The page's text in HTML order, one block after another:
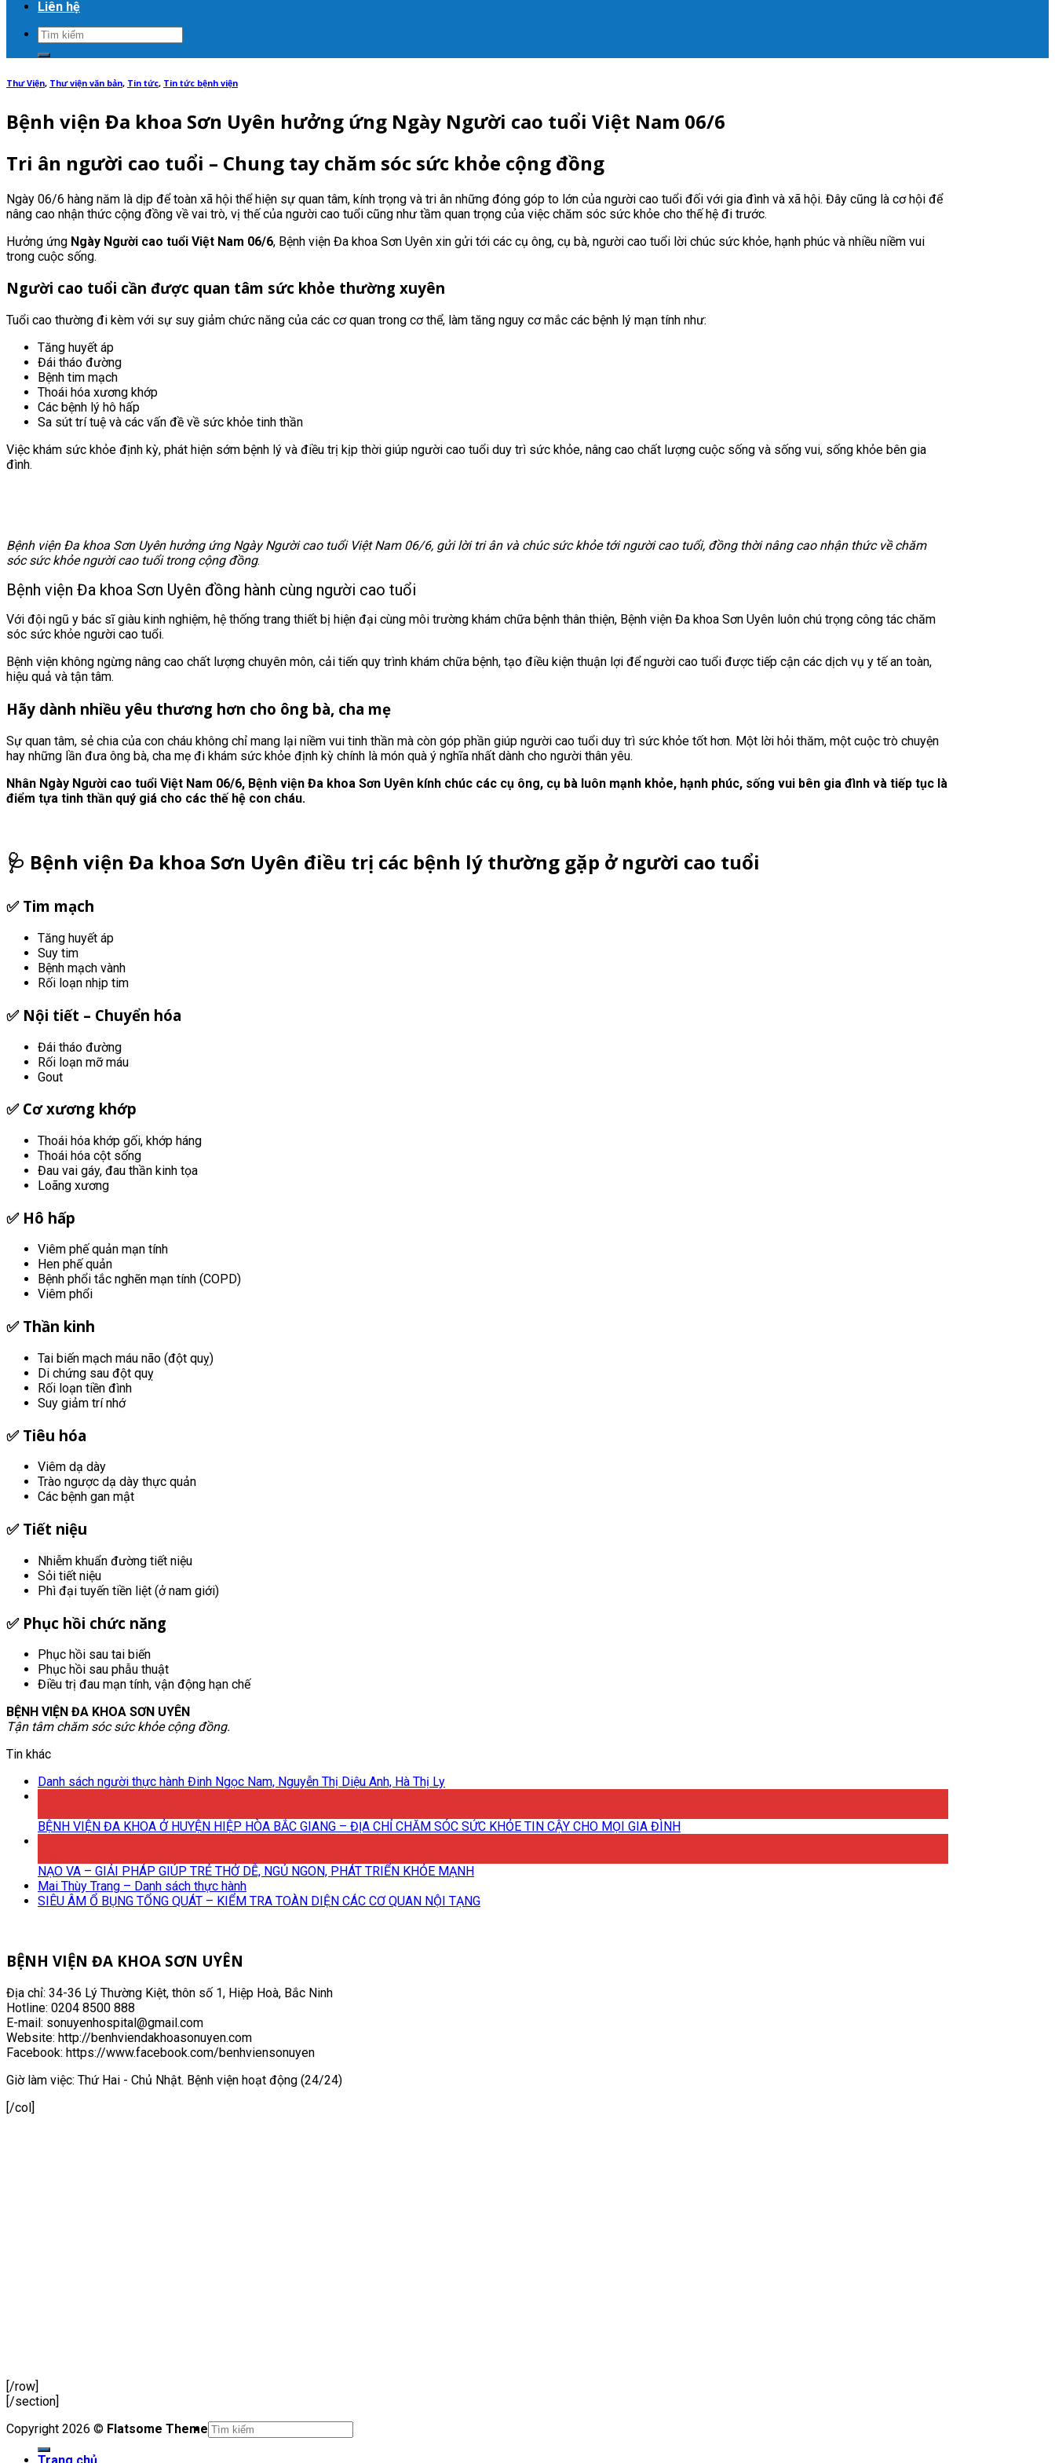
Liên hệ
Thư Viện, Thư viện văn bản, Tin tức, Tin tức bệnh viện
Bệnh viện Đa khoa Sơn Uyên hưởng ứng Ngày Người cao tuổi Việt Nam 06/6
Tri ân người cao tuổi – Chung tay chăm sóc sức khỏe cộng đồng
Ngày 06/6 hàng năm là dịp để toàn xã hội thể hiện sự quan tâm, kính trọng và tri ân những đóng góp to lớn của người cao tuổi đối với gia đình và xã hội. Đây cũng là cơ hội để
nâng cao nhận thức cộng đồng về vai trò, vị thế của người cao tuổi cũng như tầm quan trọng của việc chăm sóc sức khỏe cho thế hệ đi trước.
Hưởng ứng Ngày Người cao tuổi Việt Nam 06/6, Bệnh viện Đa khoa Sơn Uyên xin gửi tới các cụ ông, cụ bà, người cao tuổi lời chúc sức khỏe, hạnh phúc và nhiều niềm vui
trong cuộc sống.
Người cao tuổi cần được quan tâm sức khỏe thường xuyên
Tuổi cao thường đi kèm với sự suy giảm chức năng của các cơ quan trong cơ thể, làm tăng nguy cơ mắc các bệnh lý mạn tính như:
Tăng huyết áp
Đái tháo đường
Bệnh tim mạch
Thoái hóa xương khớp
Các bệnh lý hô hấp
Sa sút trí tuệ và các vấn đề về sức khỏe tinh thần
Việc khám sức khỏe định kỳ, phát hiện sớm bệnh lý và điều trị kịp thời giúp người cao tuổi duy trì sức khỏe, nâng cao chất lượng cuộc sống và sống vui, sống khỏe bên gia
đình.
Bệnh viện Đa khoa Sơn Uyên hưởng ứng Ngày Người cao tuổi Việt Nam 06/6, gửi lời tri ân và chúc sức khỏe tới người cao tuổi, đồng thời nâng cao nhận thức về chăm
sóc sức khỏe người cao tuổi trong cộng đồng.
Bệnh viện Đa khoa Sơn Uyên đồng hành cùng người cao tuổi
Với đội ngũ y bác sĩ giàu kinh nghiệm, hệ thống trang thiết bị hiện đại cùng môi trường khám chữa bệnh thân thiện, Bệnh viện Đa khoa Sơn Uyên luôn chú trọng công tác chăm
sóc sức khỏe người cao tuổi.
Bệnh viện không ngừng nâng cao chất lượng chuyên môn, cải tiến quy trình khám chữa bệnh, tạo điều kiện thuận lợi để người cao tuổi được tiếp cận các dịch vụ y tế an toàn,
hiệu quả và tận tâm.
Hãy dành nhiều yêu thương hơn cho ông bà, cha mẹ
Sự quan tâm, sẻ chia của con cháu không chỉ mang lại niềm vui tinh thần mà còn góp phần giúp người cao tuổi duy trì sức khỏe tốt hơn. Một lời hỏi thăm, một cuộc trò chuyện
hay những lần đưa ông bà, cha mẹ đi khám sức khỏe định kỳ chính là món quà ý nghĩa nhất dành cho người thân yêu.
Nhân Ngày Người cao tuổi Việt Nam 06/6, Bệnh viện Đa khoa Sơn Uyên kính chúc các cụ ông, cụ bà luôn mạnh khỏe, hạnh phúc, sống vui bên gia đình và tiếp tục là
điểm tựa tinh thần quý giá cho các thế hệ con cháu.
🩺 Bệnh viện Đa khoa Sơn Uyên điều trị các bệnh lý thường gặp ở người cao tuổi
✅ Tim mạch
Tăng huyết áp
Suy tim
Bệnh mạch vành
Rối loạn nhịp tim
✅ Nội tiết – Chuyển hóa
Đái tháo đường
Rối loạn mỡ máu
Gout
✅ Cơ xương khớp
Thoái hóa khớp gối, khớp háng
Thoái hóa cột sống
Đau vai gáy, đau thần kinh tọa
Loãng xương
✅ Hô hấp
Viêm phế quản mạn tính
Hen phế quản
Bệnh phổi tắc nghẽn mạn tính (COPD)
Viêm phổi
✅ Thần kinh
Tai biến mạch máu não (đột quỵ)
Di chứng sau đột quỵ
Rối loạn tiền đình
Suy giảm trí nhớ
✅ Tiêu hóa
Viêm dạ dày
Trào ngược dạ dày thực quản
Các bệnh gan mật
✅ Tiết niệu
Nhiễm khuẩn đường tiết niệu
Sỏi tiết niệu
Phì đại tuyến tiền liệt (ở nam giới)
✅ Phục hồi chức năng
Phục hồi sau tai biến
Phục hồi sau phẫu thuật
Điều trị đau mạn tính, vận động hạn chế
BỆNH VIỆN ĐA KHOA SƠN UYÊN
Tận tâm chăm sóc sức khỏe cộng đồng.
Tin khác
Danh sách người thực hành Đinh Ngọc Nam, Nguyễn Thị Diệu Anh, Hà Thị Ly
BỆNH VIỆN ĐA KHOA Ở HUYỆN HIỆP HÒA BẮC GIANG – ĐỊA CHỈ CHĂM SÓC SỨC KHỎE TIN CẬY CHO MỌI GIA ĐÌNH
NẠO VA – GIẢI PHÁP GIÚP TRẺ THỞ DỄ, NGỦ NGON, PHÁT TRIỂN KHỎE MẠNH
Mai Thùy Trang – Danh sách thực hành
SIÊU ÂM Ổ BỤNG TỔNG QUÁT – KIỂM TRA TOÀN DIỆN CÁC CƠ QUAN NỘI TẠNG
BỆNH VIỆN ĐA KHOA SƠN UYÊN
Địa chỉ: 34-36 Lý Thường Kiệt, thôn số 1, Hiệp Hoà, Bắc Ninh
Hotline: 0204 8500 888
E-mail: sonuyenhospital@gmail.com
Website: http://benhviendakhoasonuyen.com
Facebook: https://www.facebook.com/benhviensonuyen
Giờ làm việc: Thứ Hai - Chủ Nhật. Bệnh viện hoạt động (24/24)
[/col]
[/row]
[/section]
Copyright 2026 © Flatsome Theme
Trang chủ